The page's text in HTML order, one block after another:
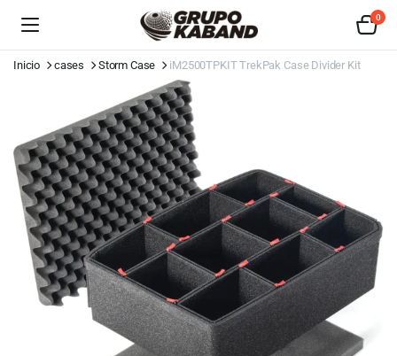
0
Inicio cases Storm Case iM2500TPKIT TrekPak Case Divider Kit